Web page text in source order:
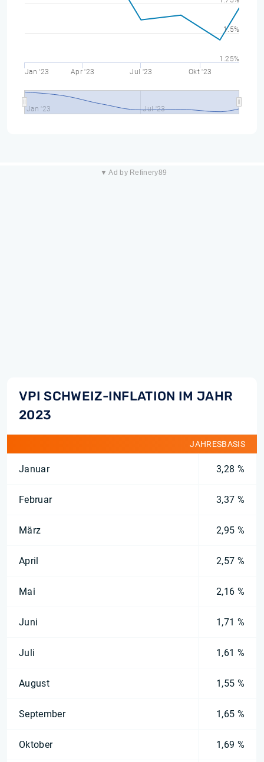
Jan '23 Apr '23 Jul '23 Okt '23
Jan '23 Jul '23
1.25%
1.5%
▼ Ad by Refinery89
VPI SCHWEIZ-INFLATION IM JAHR
2023
JAHRESBASIS
Januar 3,28 %
Februar 3,37 %
März 2,95 %
April 2,57 %
Mai 2,16 %
Juni 1,71 %
Juli 1,61 %
August 1,55 %
September 1,65 %
Oktober 1,69 %